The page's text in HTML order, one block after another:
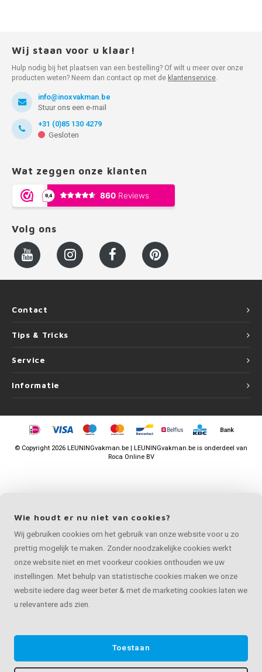
Wij staan voor u klaar!
Hulp nodig bij het plaatsen van een bestelling? Of wilt u meer over onze
producten weten? Neem dan contact op met de klantenservice.
info@inoxvakman.be
Stuur ons een e-mail
+31 (0)85 130 4279
Gesloten
Wat zeggen onze klanten
Volg ons
Contact
Tips & Tricks
Service
Informatie
© Copyright 2026 LEUNINGvakman.be | LEUNINGvakman.be is onderdeel van
Roca Online BV
Wie houdt er nu niet van cookies?
Wij gebruiken cookies om het gebruik van onze website voor u zo
prettig mogelijk te maken. Zonder noodzakelijke cookies werkt
onze website niet en met voorkeur cookies onthouden we uw
instellingen. Met behulp van statistische cookies maken we onze
website iedere dag weer beter & met de marketing cookies laten we
u relevantere ads zien.
Toestaan